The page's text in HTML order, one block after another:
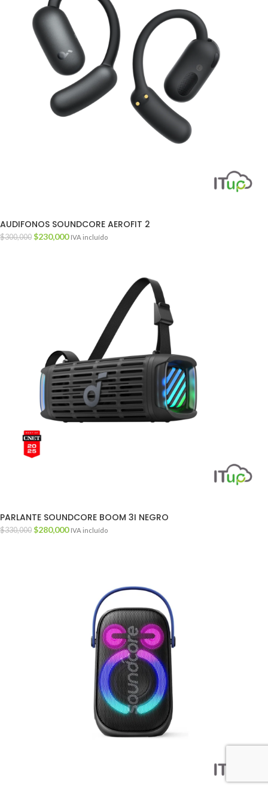
AUDIFONOS SOUNDCORE AEROFIT 2
$300,000 $230,000 IVA incluído
PARLANTE SOUNDCORE BOOM 3I NEGRO
$330,000 $280,000 IVA incluído